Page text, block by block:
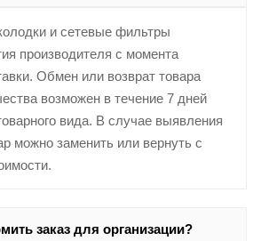
и сетевые фильтры
производителя с момента
Обмен или возврат товара
возможен в течение 7 дней
вида. В случае выявления
можно заменить или вернуть с
заказ для организации?